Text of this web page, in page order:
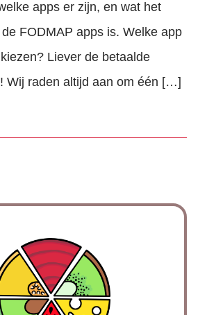
apps er zijn, en wat het
FODMAP apps is. Welke app
Liever de betaalde
Wij raden altijd aan om één […]